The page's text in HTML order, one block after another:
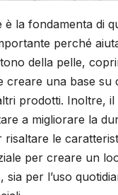
la fondamenta di
perché
della pelle,
creare una base su
prodotti. Inoltre,
a migliorare la
le
per creare un
sia per l’uso